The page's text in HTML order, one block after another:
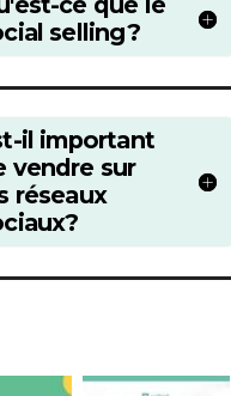
et susciter
marque et vos